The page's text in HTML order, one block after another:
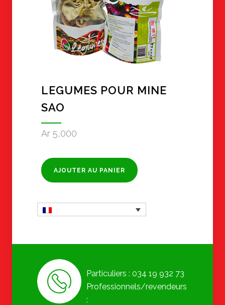
LEGUMES POUR MINE
SAO
Ar 5,000
AJOUTER AU PANIER
Particuliers : 034 19 932 73
Professionnels/revendeurs
: